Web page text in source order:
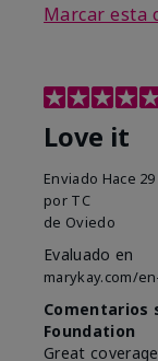
Marcar esta
Love it
Enviado Hace
por TC
de Oviedo
Evaluado en
marykay.com/
Comentarios
Foundation
Great